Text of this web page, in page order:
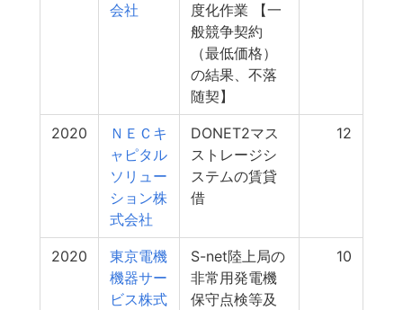
会社
度化作業 【一
般競争契約
（最低価格）
の結果、不落
随契】
2020
ＮＥＣキ
ャピタル
ソリュー
ション株
式会社
DONET2マス
ストレージシ
ステムの賃貸
借
12
2020
東京電機
機器サー
ビス株式
S-net陸上局の
非常用発電機
保守点検等及
10